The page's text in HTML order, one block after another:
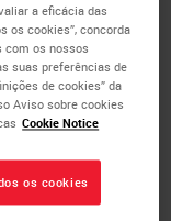
geral +
a eficácia das
os cookies”, concorda
com os nossos
suas preferências de
de cookies” da
Aviso sobre cookies
Cookie Notice
os cookies